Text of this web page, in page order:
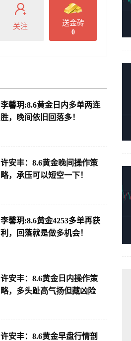
关注 送金砖
0
李馨玥:8.6黄金日内多单两连
胜，晚间依旧回落多！
许安丰：8.6黄金晚间操作策
略，承压可以短空一下！
李馨玥:8.6黄金4253多单再获
利，回落就是做多机会！
许安丰：8.6黄金日内操作策
略，多头趾高气扬但藏凶险
许安丰：8.6黄金早盘行情剖